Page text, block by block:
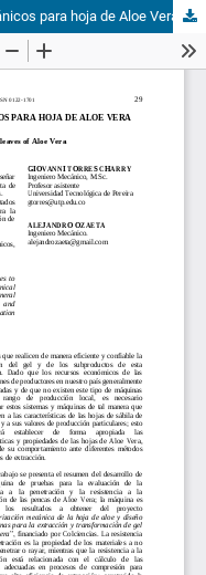
para hoja de Aloe Vera